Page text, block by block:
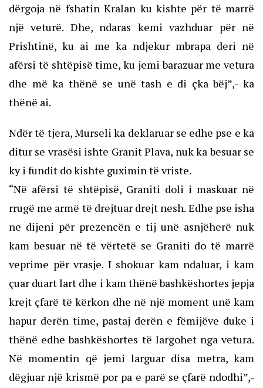
dërgoja në fshatin Kralan ku kishte për të marrë
një veturë. Dhe, ndaras kemi vazhduar për në
Prishtinë, ku ai me ka ndjekur mbrapa deri në
afërsi të shtëpisë time, ku jemi barazuar me vetura
dhe më ka thënë se unë tash e di çka bëj”,- ka
thënë ai.
Ndër të tjera, Murseli ka deklaruar se edhe pse e ka
ditur se vrasësi ishte Granit Plava, nuk ka besuar se
ky i fundit do kishte guximin të vriste.
“Në afërsi të shtëpisë, Graniti doli i maskuar në
rrugë me armë të drejtuar drejt nesh. Edhe pse isha
ne dijeni për prezencën e tij unë asnjëherë nuk
kam besuar në të vërtetë se Graniti do të marrë
veprime për vrasje. I shokuar kam ndaluar, i kam
çuar duart lart dhe i kam thënë bashkëshortes jepja
krejt çfarë të kërkon dhe në një moment unë kam
hapur derën time, pastaj derën e fëmijëve duke i
thënë edhe bashkëshortes të largohet nga vetura.
Në momentin që jemi larguar disa metra, kam
dëgjuar një krismë por pa e parë se çfarë ndodhi”,-